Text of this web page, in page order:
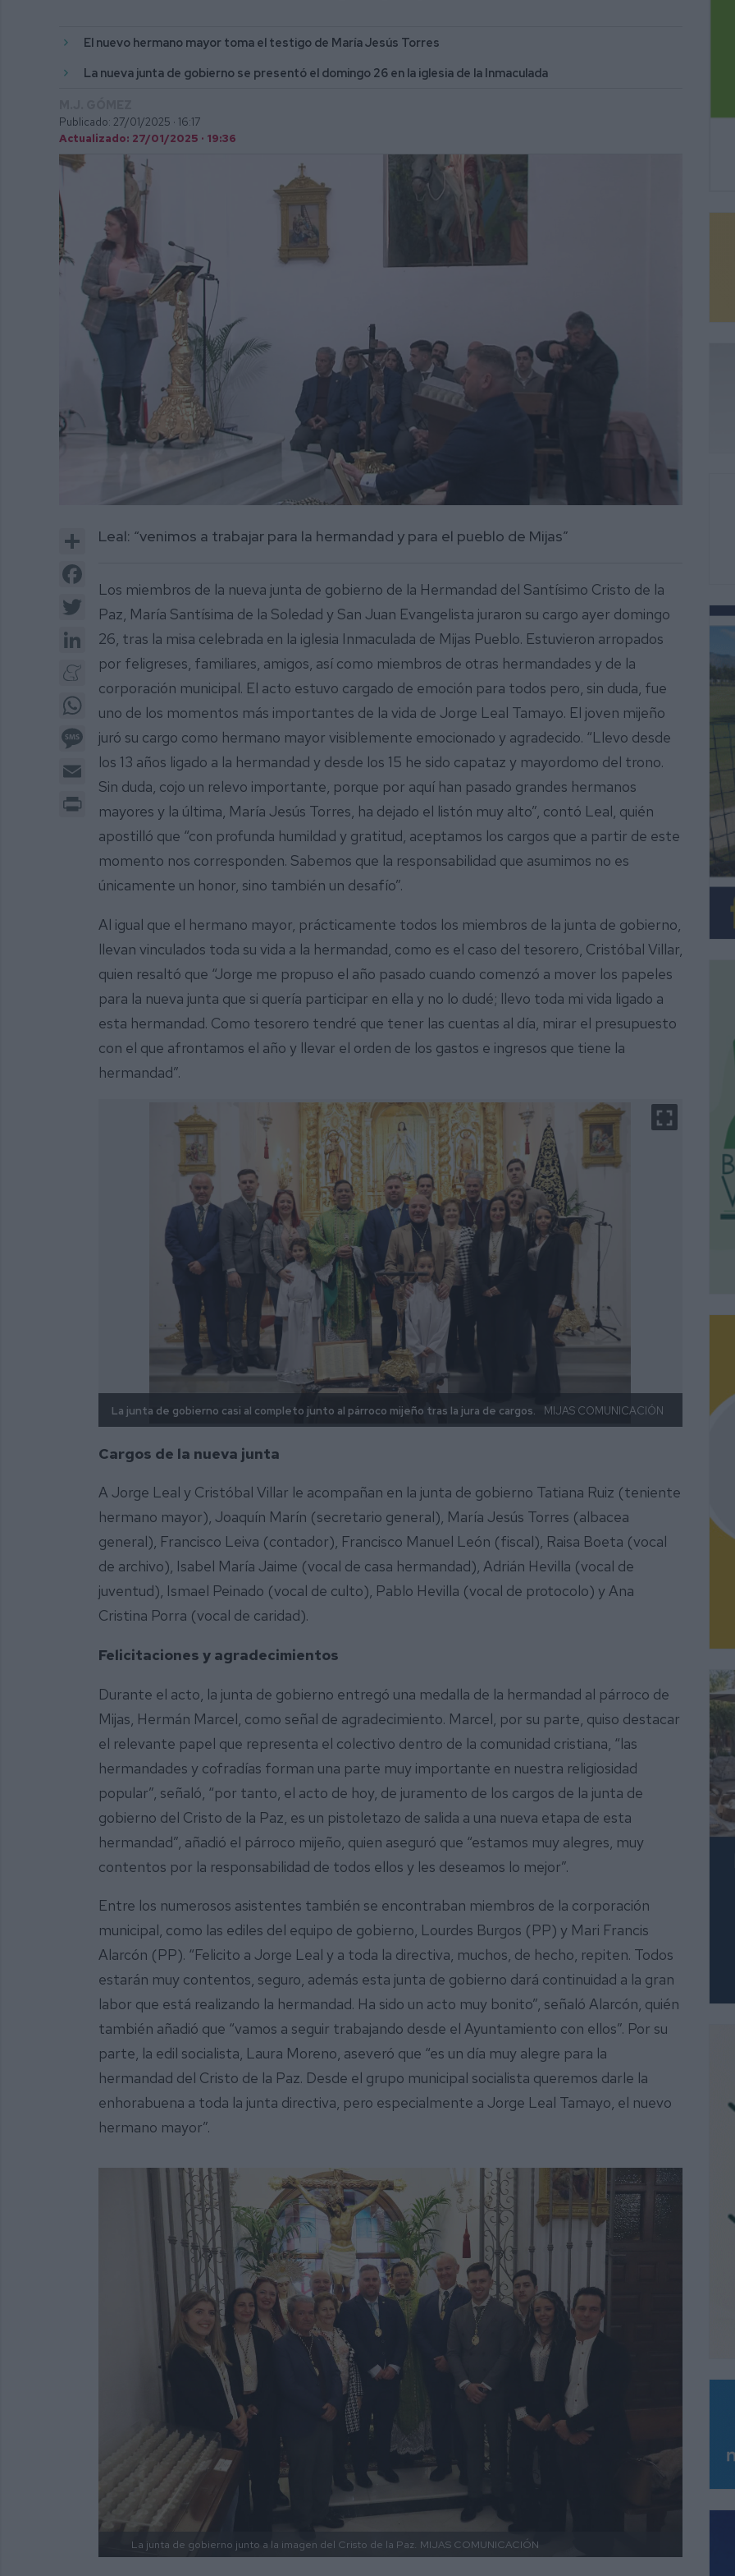
El nuevo hermano mayor toma el testigo de María Jesús Torres
La nueva junta de gobierno se presentó el domingo 26 en la iglesia de la Inmaculada
Publicado: 27/01/2025 · 16:17
Actualizado: 27/01/2025 · 19:36
3
minutes,
15
seconds
Share
Twitter
LinkedIn
Meneame
WhatsApp
Message
Email
Print
Leal: “venimos a trabajar para la hermandad y para el pueblo de Mijas”
Los miembros de la nueva junta de gobierno de la Hermandad del Santísimo Cristo de la
Paz, María Santísima de la Soledad y San Juan Evangelista juraron su cargo ayer domingo
26, tras la misa celebrada en la iglesia Inmaculada de Mijas Pueblo. Estuvieron arropados
por feligreses, familiares, amigos, así como miembros de otras hermandades y de la
corporación municipal. El acto estuvo cargado de emoción para todos pero, sin duda, fue
uno de los momentos más importantes de la vida de Jorge Leal Tamayo. El joven mijeño
juró su cargo como hermano mayor visiblemente emocionado y agradecido. “Llevo desde
los 13 años ligado a la hermandad y desde los 15 he sido capataz y mayordomo del trono.
Sin duda, cojo un relevo importante, porque por aquí han pasado grandes hermanos
mayores y la última, María Jesús Torres, ha dejado el listón muy alto”, contó Leal, quién
apostilló que “con profunda humildad y gratitud, aceptamos los cargos que a partir de este
momento nos corresponden. Sabemos que la responsabilidad que asumimos no es
únicamente un honor, sino también un desafío”.
Al igual que el hermano mayor, prácticamente todos los miembros de la junta de gobierno,
llevan vinculados toda su vida a la hermandad, como es el caso del tesorero, Cristóbal Villar,
quien resaltó que “Jorge me propuso el año pasado cuando comenzó a mover los papeles
para la nueva junta que si quería participar en ella y no lo dudé; llevo toda mi vida ligado a
esta hermandad. Como tesorero tendré que tener las cuentas al día, mirar el presupuesto
con el que afrontamos el año y llevar el orden de los gastos e ingresos que tiene la
hermandad”.
La junta de gobierno casi al completo junto al párroco mijeño tras la jura de cargos. MIJAS COMUNICACIÓN
Cargos de la nueva junta
A Jorge Leal y Cristóbal Villar le acompañan en la junta de gobierno Tatiana Ruiz (teniente
hermano mayor), Joaquín Marín (secretario general), María Jesús Torres (albacea
general), Francisco Leiva (contador), Francisco Manuel León (fiscal), Raisa Boeta (vocal
de archivo), Isabel María Jaime (vocal de casa hermandad), Adrián Hevilla (vocal de
juventud), Ismael Peinado (vocal de culto), Pablo Hevilla (vocal de protocolo) y Ana
Cristina Porra (vocal de caridad).
Felicitaciones y agradecimientos
Durante el acto, la junta de gobierno entregó una medalla de la hermandad al párroco de
Mijas, Hermán Marcel, como señal de agradecimiento. Marcel, por su parte, quiso destacar
el relevante papel que representa el colectivo dentro de la comunidad cristiana, “las
hermandades y cofradías forman una parte muy importante en nuestra religiosidad
popular”, señaló, “por tanto, el acto de hoy, de juramento de los cargos de la junta de
gobierno del Cristo de la Paz, es un pistoletazo de salida a una nueva etapa de esta
hermandad”, añadió el párroco mijeño, quien aseguró que “estamos muy alegres, muy
contentos por la responsabilidad de todos ellos y les deseamos lo mejor”.
Entre los numerosos asistentes también se encontraban miembros de la corporación
municipal, como las ediles del equipo de gobierno, Lourdes Burgos (PP) y Mari Francis
Alarcón (PP). “Felicito a Jorge Leal y a toda la directiva, muchos, de hecho, repiten. Todos
estarán muy contentos, seguro, además esta junta de gobierno dará continuidad a la gran
labor que está realizando la hermandad. Ha sido un acto muy bonito”, señaló Alarcón, quién
también añadió que “vamos a seguir trabajando desde el Ayuntamiento con ellos”. Por su
parte, la edil socialista, Laura Moreno, aseveró que “es un día muy alegre para la
hermandad del Cristo de la Paz. Desde el grupo municipal socialista queremos darle la
enhorabuena a toda la junta directiva, pero especialmente a Jorge Leal Tamayo, el nuevo
hermano mayor”.
La junta de gobierno junto a la imagen del Cristo de la Paz. MIJAS COMUNICACIÓN